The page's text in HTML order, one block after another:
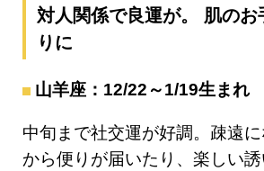
対人関係で良運が。 肌のお
りに
山羊座：12/22～1/19生まれ
中旬まで社交運が好調。疎遠
から便りが届いたり、楽しい